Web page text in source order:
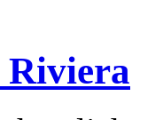
Riviera